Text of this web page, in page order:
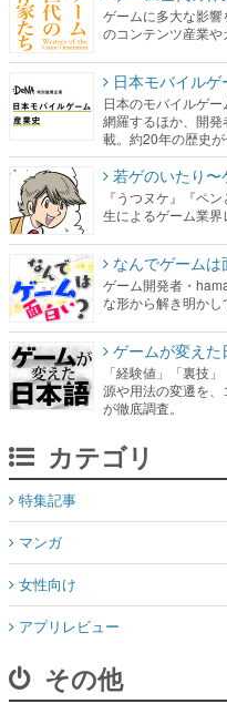
ゲームに多大な影
のコンテンツ産業や
日本モバイルゲ
日本のモバイルゲ
網羅するほか、開
載。約20年の歴史
若ゲのいたり
『うつヌケ』『ペ
生によるゲーム業界
なんでゲームは
ゲーム開発者・
な形から解き明かし
ゲームが変えた
「経験値」「裏技
源や用法の変遷を
が徹底調査。
カテゴリ
特集記事
マンガ
女性向け
アプリレビュー
その他